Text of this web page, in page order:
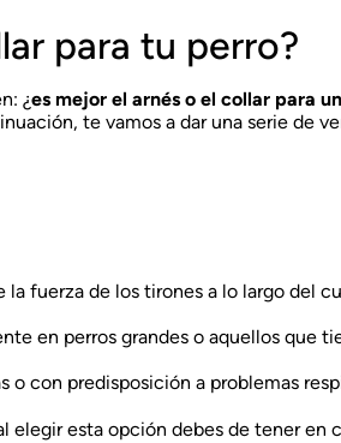
para tu perro?
¿es mejor el arnés o el collar para
te vamos a dar una serie de
la fuerza de los tirones a lo largo del
en perros grandes o aquellos
o con predisposición a problemas
elegir esta opción debes de tener en